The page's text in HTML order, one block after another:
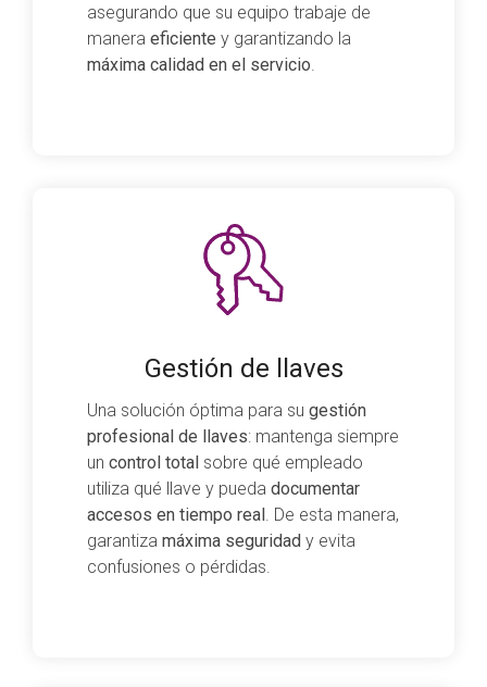
asegurando que su equipo trabaje de
manera eficiente y garantizando la
máxima calidad en el servicio
Gestión de llaves
Una solución óptima para su gestión
profesional de llaves: mantenga siempre
un control total sobre qué empleado
utiliza qué llave y pueda documentar
accesos en tiempo real. De esta manera,
garantiza máxima seguridad y evita
confusiones o pérdidas.